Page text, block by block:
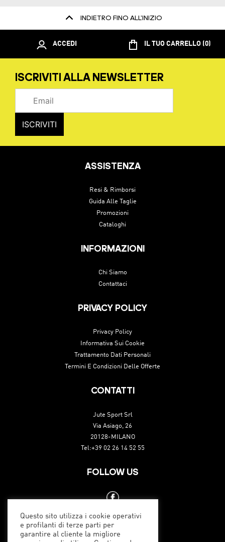
INDIETRO FINO ALL'INIZIO
ACCEDI IL TUO CARRELLO (0)
ISCRIVITI ALLA NEWSLETTER
ASSISTENZA
Resi & Rimborsi
Guida Alle Taglie
Promozioni
Cataloghi
INFORMAZIONI
Chi Siamo
Contattaci
PRIVACY POLICY
Privacy Policy
Informativa Sui Cookie
Trattamento Dati Personali
Termini E Condizioni Delle Offerte
CONTATTI
Jute Sport Srl
Via Asiago, 26
20128-MILANO
Tel:+39 02 26 14 52 55
FOLLOW US
Questo sito utilizza i cookie operativi
e profilanti di terze parti per
garantire al cliente la migliore